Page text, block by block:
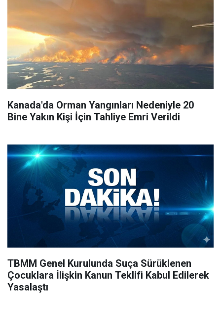
Kanada'da Orman Yangınları Nedeniyle 20
Bine Yakın Kişi İçin Tahliye Emri Verildi
TBMM Genel Kurulunda Suça Sürüklenen
Çocuklara İlişkin Kanun Teklifi Kabul Edilerek
Yasalaştı